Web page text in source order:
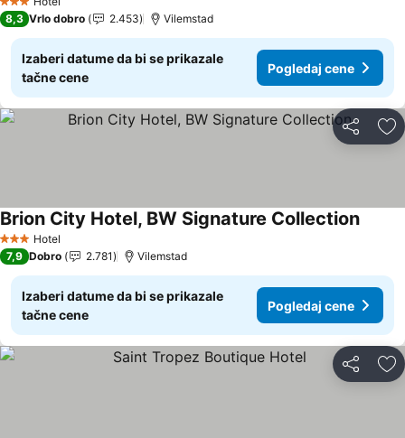
3 Zvezdice
8,3 Vrlo dobro 2.453 Vilemstad
Izaberi datume da bi se prikazale
tačne cene
Pogledaj cene
Deli
3 Zvezdice
Hotel
Brion City Hotel, BW Signature Collection
7,9 Dobro 2.781 Vilemstad
Izaberi datume da bi se prikazale
tačne cene
Pogledaj cene
Deli